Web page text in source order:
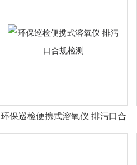
环保巡检便携式溶氧仪 排污口合
规检测